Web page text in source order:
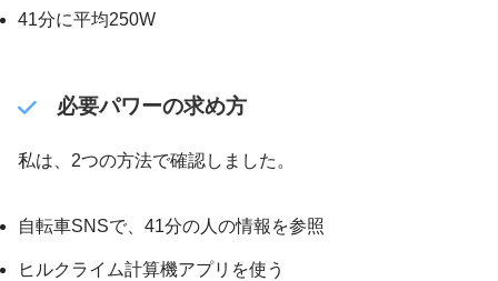
41分に平均250W
必要パワーの求め方
私は、2つの方法で確認しました。
自転車SNSで、41分の人の情報を参照
ヒルクライム計算機アプリを使う